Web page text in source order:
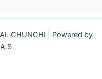
CHUNCHI | Powered by